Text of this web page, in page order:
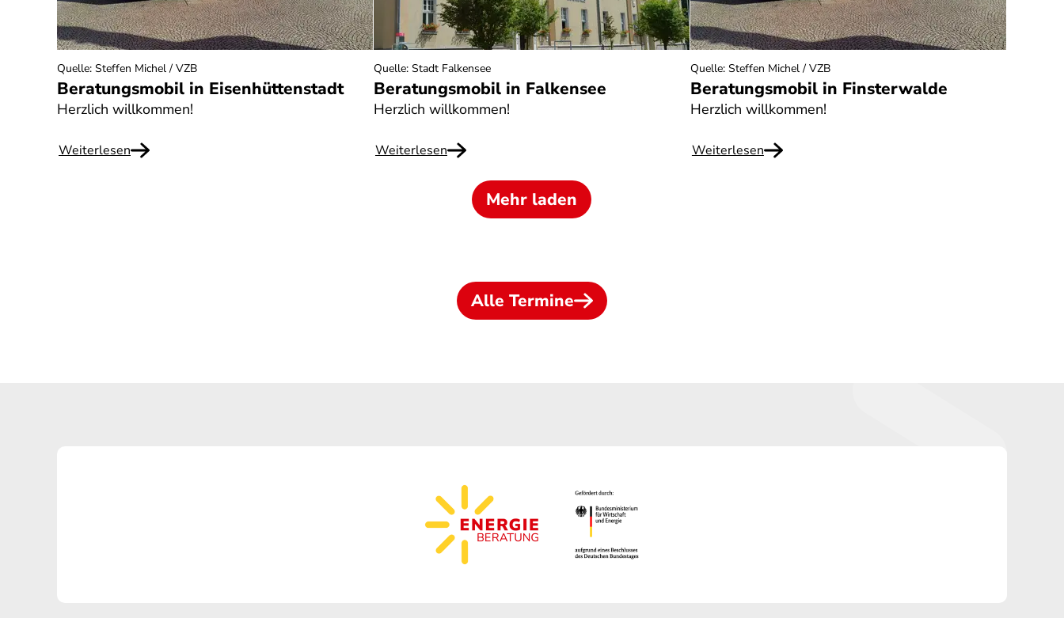
Beratungsmobil in Eisenhüttenstadt
Herzlich willkommen!
Weiterlesen
Quelle: Steffen Michel / VZB
Beratungsmobil in Falkensee
Herzlich willkommen!
Weiterlesen
Quelle: Stadt Falkensee
Beratungsmobil in Finsterwalde
Herzlich willkommen!
Weiterlesen
Quelle: Steffen Michel / VZB
Mehr laden
Alle Termine